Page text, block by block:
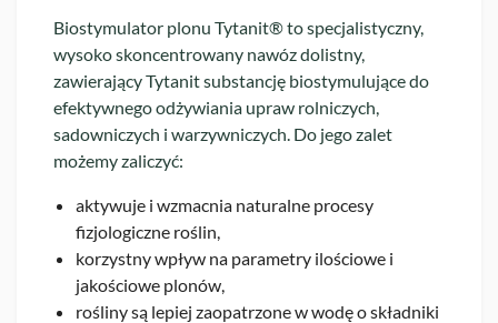
Biostymulator plonu Tytanit® to specjalistyczny,
wysoko skoncentrowany nawóz dolistny,
zawierający Tytanit substancję biostymulujące do
efektywnego odżywiania upraw rolniczych,
sadowniczych i warzywniczych. Do jego zalet
możemy zaliczyć:
aktywuje i wzmacnia naturalne procesy
fizjologiczne roślin,
korzystny wpływ na parametry ilościowe i
jakościowe plonów,
rośliny są lepiej zaopatrzone w wodę o składniki